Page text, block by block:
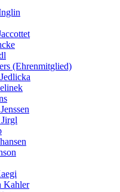
(Ehrenmitglied)
Kahler